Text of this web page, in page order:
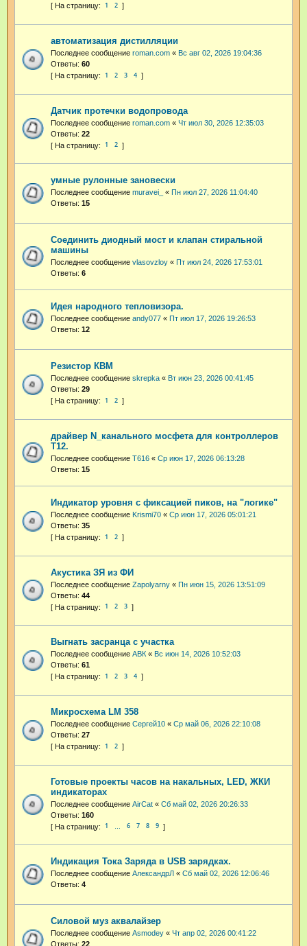
1 2
автоматизация дистилляции
Последнее сообщение roman.com « Вс авг 02, 2026 19:04:36
Ответы: 60
1 2 3 4
Датчик протечки водопровода
Последнее сообщение roman.com « Чт июл 30, 2026 12:35:03
Ответы: 22
1 2
умные рулонные зановески
Последнее сообщение muravei_ « Пн июл 27, 2026 11:04:40
Ответы: 15
Соединить диодный мост и клапан стиральной
машины
Последнее сообщение vlasovzloy « Пт июл 24, 2026 17:53:01
Ответы: 6
Идея народного тепловизора.
Последнее сообщение andy077 « Пт июл 17, 2026 19:26:53
Ответы: 12
Резистор КВМ
Последнее сообщение skrepka « Вт июн 23, 2026 00:41:45
Ответы: 29
1 2
драйвер N_канального мосфета для контроллеров
Т12.
Последнее сообщение T616 « Ср июн 17, 2026 06:13:28
Ответы: 15
Индикатор уровня с фиксацией пиков, на "логике"
Последнее сообщение Krismi70 « Ср июн 17, 2026 05:01:21
Ответы: 35
1 2
Акустика ЗЯ из ФИ
Последнее сообщение Zapolyarny « Пн июн 15, 2026 13:51:09
Ответы: 44
1 2 3
Выгнать засранца с участка
Последнее сообщение АВК « Вс июн 14, 2026 10:52:03
Ответы: 61
1 2 3 4
Микросхема LM 358
Последнее сообщение Cepгeй10 « Ср май 06, 2026 22:10:08
Ответы: 27
1 2
Готовые проекты часов на накальных, LED, ЖКИ
индикаторах
Последнее сообщение AirCat « Сб май 02, 2026 20:26:33
Ответы: 160
1 6 7 8 9
Индикация Тока Заряда в USB зарядках.
Последнее сообщение АлександрЛ « Сб май 02, 2026 12:06:46
Ответы: 4
Силовой муз аквалайзер
Последнее сообщение Asmodey « Чт апр 02, 2026 00:41:22
Ответы: 22